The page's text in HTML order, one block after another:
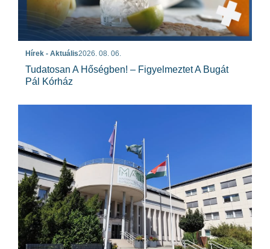
Hírek - Aktuális2026. 08. 06.
Tudatosan A Hőségben! – Figyelmeztet A Bugát
Pál Kórház